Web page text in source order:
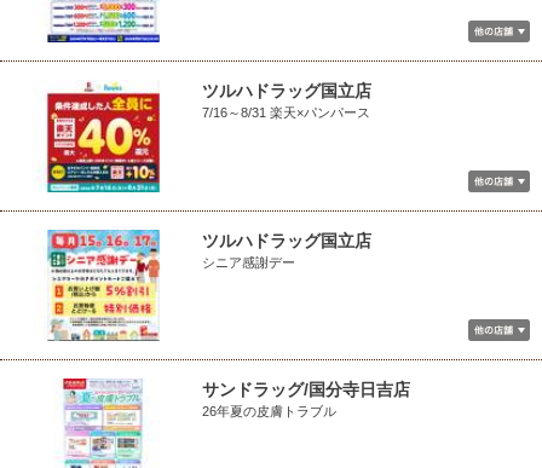
ツルハドラッグ国立店
7/16～8/31 楽天×パンパース
ツルハドラッグ国立店
シニア感謝デー
サンドラッグ/国分寺日吉店
26年夏の皮膚トラブル